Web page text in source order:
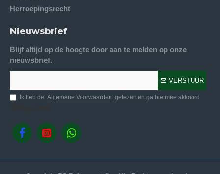
Herroepingsrecht
Nieuwsbrief
Blijf altijd op de hoogte door aan te melden op onze
nieuwsbrief.
VERSTUUR
Ik heb de Algemene Voorwaarden gelezen en ga hiermee akkoord